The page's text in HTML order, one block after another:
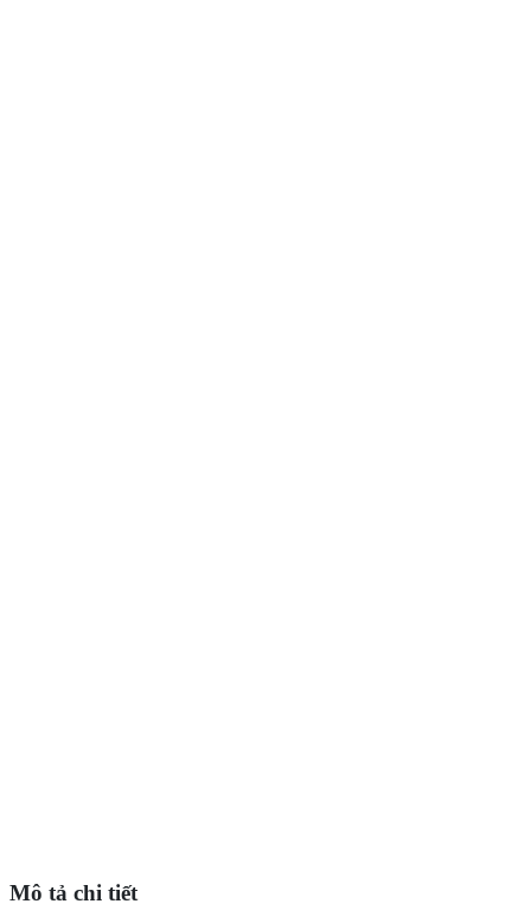
Mô tả chi tiết